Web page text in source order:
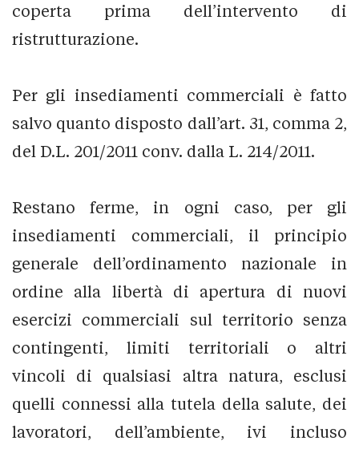
coperta prima dell’intervento di
ristrutturazione.
Per gli insediamenti commerciali è fatto
salvo quanto disposto dall’art. 31, comma 2,
del D.L. 201/2011 conv. dalla L. 214/2011.
Restano ferme, in ogni caso, per gli
insediamenti commerciali, il principio
generale dell’ordinamento nazionale in
ordine alla libertà di apertura di nuovi
esercizi commerciali sul territorio senza
contingenti, limiti territoriali o altri
vincoli di qualsiasi altra natura, esclusi
quelli connessi alla tutela della salute, dei
lavoratori, dell’ambiente, ivi incluso